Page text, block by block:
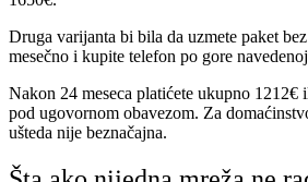
Druga varijanta bi bila da uzmete paket
mesečno i kupite telefon po gore
Nakon 24 meseca platićete ukupno 1212€
pod ugovornom obavezom. Za
ušteda nije beznačajna.